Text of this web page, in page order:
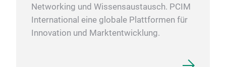
Networking und Wissensaustausch. PCIM
International eine globale Plattformen für
Innovation und Marktentwicklung.